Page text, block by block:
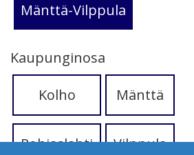
Mänttä-Vilppula
Kaupunginosa
Kolho
Mänttä
Pohjaslahti Vilppula